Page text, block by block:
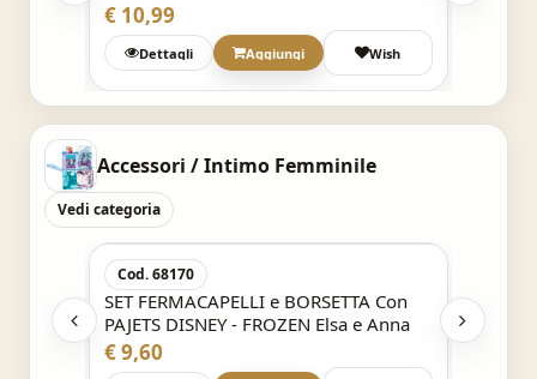
€ 10,99
Dettagli Aggiungi Wish
Accessori / Intimo Femminile
Vedi categoria
Cod. 68170
SET FERMACAPELLI e BORSETTA Con
PAJETS DISNEY - FROZEN Elsa e Anna
€ 9,60